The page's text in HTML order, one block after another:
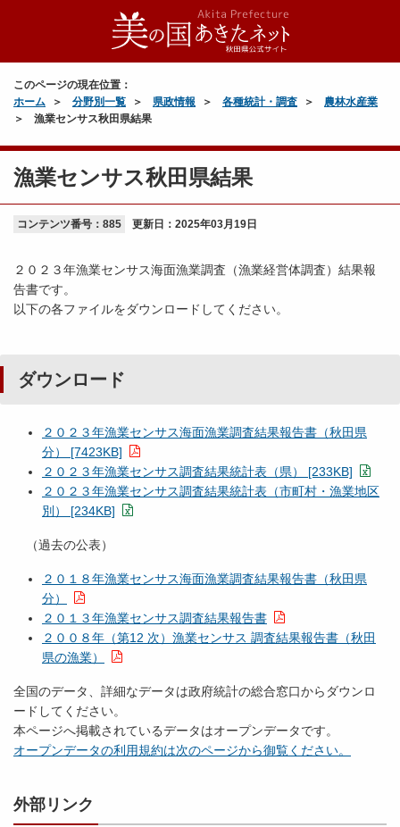
このページの現在位置：
ホーム
分野別一覧 県政情報 各種統計・調査
農林水産業
漁業センサス秋田県結果
漁業センサス秋田県結果
コンテンツ番号：885 更新日： 2025年03月19日
２０２３年漁業センサス海面漁業調査（漁業経営体調査）結果報
告書です。
以下の各ファイルをダウンロードしてください。
ダウンロード
２０２３年漁業センサス海面漁業調査結果報告書（秋田県
分） [7423KB]
２０２３年漁業センサス調査結果統計表（県） [233KB]
２０２３年漁業センサス調査結果統計表（市町村・漁業地区
別） [234KB]
（過去の公表）
２０１８年漁業センサス海面漁業調査結果報告書（秋田県
分）
２０１３年漁業センサス調査結果報告書
２００８年（第12 次）漁業センサス 調査結果報告書（秋田
県の漁業）
全国のデータ、詳細なデータは政府統計の総合窓口からダウンロ
ードしてください。
本ページへ掲載されているデータはオープンデータです。
オープンデータの利用規約は次のページから御覧ください。
外部リンク